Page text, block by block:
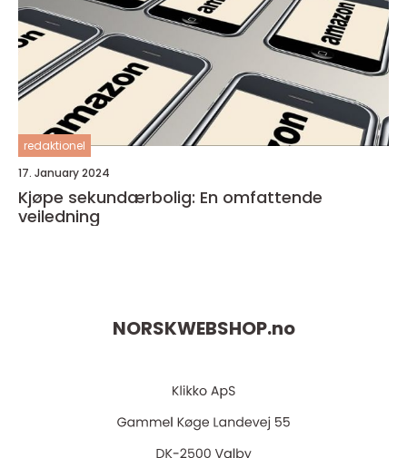
redaktionel
17. January 2024
Kjøpe sekundærbolig: En omfattende
veiledning
NORSKWEBSHOP.no